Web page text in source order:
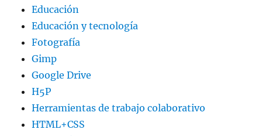
Educación
Educación y tecnología
Fotografía
Gimp
Google Drive
H5P
Herramientas de trabajo colaborativo
HTML+CSS